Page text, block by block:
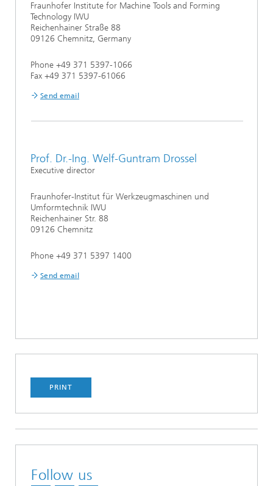
Fraunhofer Institute for Machine Tools and Forming
Technology IWU
Reichenhainer Straße 88
09126 Chemnitz, Germany
Phone +49 371 5397-1066
Fax +49 371 5397-61066
Send email
Prof. Dr.-Ing. Welf-Guntram Drossel
Executive director
Fraunhofer-Institut für Werkzeugmaschinen und
Umformtechnik IWU
Reichenhainer Str. 88
09126 Chemnitz
Phone +49 371 5397 1400
Send email
PRINT
Follow us